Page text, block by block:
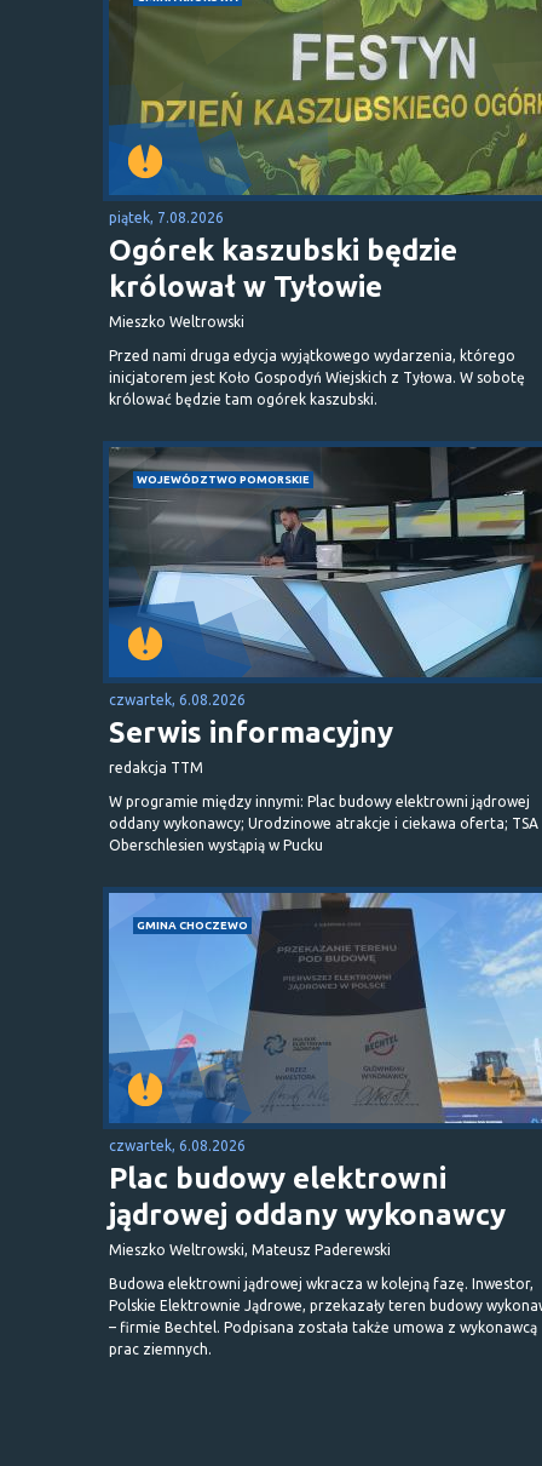
piątek, 7.08.2026
Ogórek kaszubski będzie
królował w Tyłowie
Mieszko Weltrowski
Przed nami druga edycja wyjątkowego wydarzenia, którego
inicjatorem jest Koło Gospodyń Wiejskich z Tyłowa. W sobotę
królować będzie tam ogórek kaszubski.
WOJEWÓDZTWO POMORSKIE
czwartek, 6.08.2026
Serwis informacyjny
redakcja TTM
W programie między innymi: Plac budowy elektrowni jądrowej
oddany wykonawcy; Urodzinowe atrakcje i ciekawa oferta; TSA
Oberschlesien wystąpią w Pucku
GMINA CHOCZEWO
czwartek, 6.08.2026
Plac budowy elektrowni
jądrowej oddany wykonawcy
Mieszko Weltrowski, Mateusz Paderewski
Budowa elektrowni jądrowej wkracza w kolejną fazę. Inwestor,
Polskie Elektrownie Jądrowe, przekazały teren budowy
– firmie Bechtel. Podpisana została także umowa z wykonawcą
prac ziemnych.